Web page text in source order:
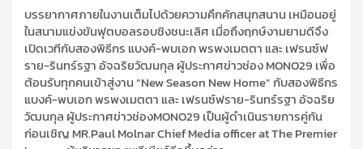
บรรยากาศภายในงานเต็มไปด้วยความคึกคักสนุกสนาน เหมือนอยู่
ในสนามแข่งขันฟุตบอลรอบชิงชนะเลิศ เมื่อถึงฤกษ์งามยามดีจึง
เปิดเวทีกับสองพิธีกร แบงค์-พบเอก พรพงเมตตา และ เฟรนซ์ฟ
ราย-รินทร์รฐา อัจฉริยวัฒนกุล ผู้ประกาศข่าวช่อง MONO29 เพื่อ
ต้อนรับทุกคนเข้าสู่งาน “New Season New Home” กับสองพิธีกร
แบงค์-พบเอก พรพงเมตตา และ เฟรนซ์ฟราย-รินทร์รฐา อัจฉริย
วัฒนกุล ผู้ประกาศข่าวช่องMONO29 เป็นผู้ดำเนินรายการคู่กัน
ก่อนเชิญ MR.Paul Molnar Chief Media officer at The Premier